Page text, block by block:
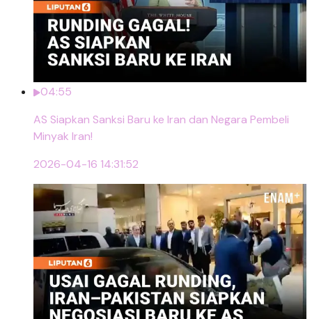
04:55
AS Siapkan Sanksi Baru ke Iran dan Negara Pembeli
Minyak Iran!
2026-04-16 14:31:52